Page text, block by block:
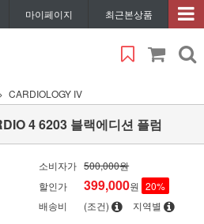
마이페이지 최근본상품
CARDIOLOGY IV
4 6203 블랙에디션 플럼
소비자가 500,000원
할인가
399,000원 20%
배송비
(조건) 지역별